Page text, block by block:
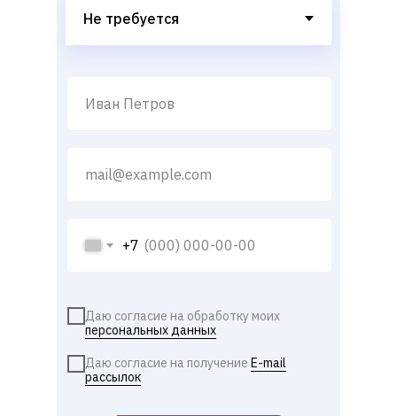
+7
Даю согласие на обработку моих
персональных данных
Даю согласие на получение E-mail
рассылок